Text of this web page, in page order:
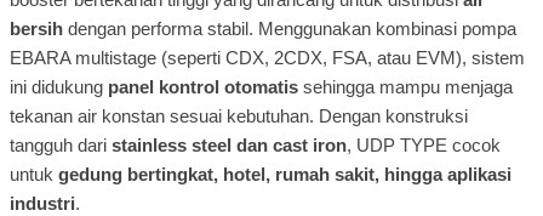
bersih dengan performa stabil. Menggunakan kombinasi pompa
EBARA multistage (seperti CDX, 2CDX, FSA, atau EVM), sistem
ini didukung panel kontrol otomatis sehingga mampu menjaga
tekanan air konstan sesuai kebutuhan. Dengan konstruksi
tangguh dari stainless steel dan cast iron, UDP TYPE cocok
untuk gedung bertingkat, hotel, rumah sakit, hingga aplikasi
industri.